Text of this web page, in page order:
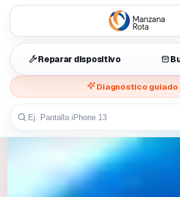
Reparar dispositivo
Diagnóstico guiado